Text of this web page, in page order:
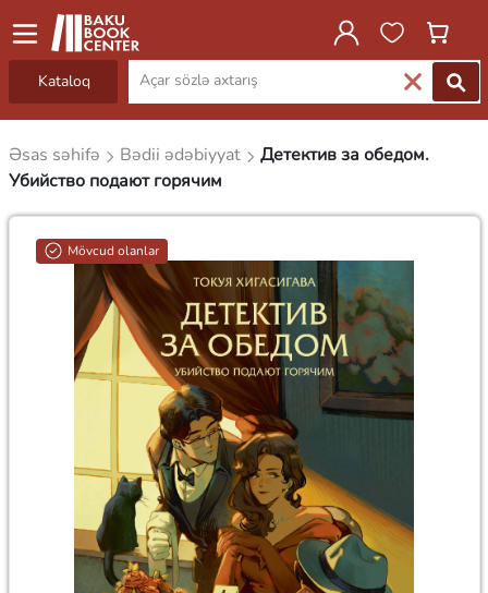
Kataloq
Əsas səhifə Bədii ədəbiyyat
Детектив за обедом.
Убийство подают горячим
Mövcud olanlar